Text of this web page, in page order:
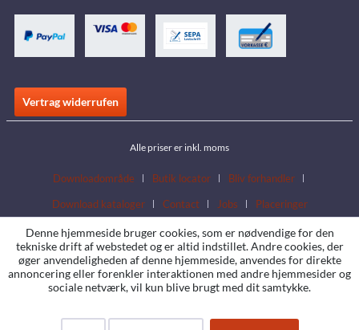
Vertrag widerrufen
Alle priser er inkl. moms
Downloadområde Butik locator
Bliv forhandler
Download kataloger
Contact Jobs Placeringer
Denne hjemmeside bruger cookies, som er nødvendige for den
tekniske drift af webstedet og er altid indstillet. Andre cookies, der
øger anvendeligheden af denne hjemmeside, anvendes for direkte
annoncering eller forenkler interaktionen med andre hjemmesider og
sociale netværk, vil kun blive brugt med dit samtykke.